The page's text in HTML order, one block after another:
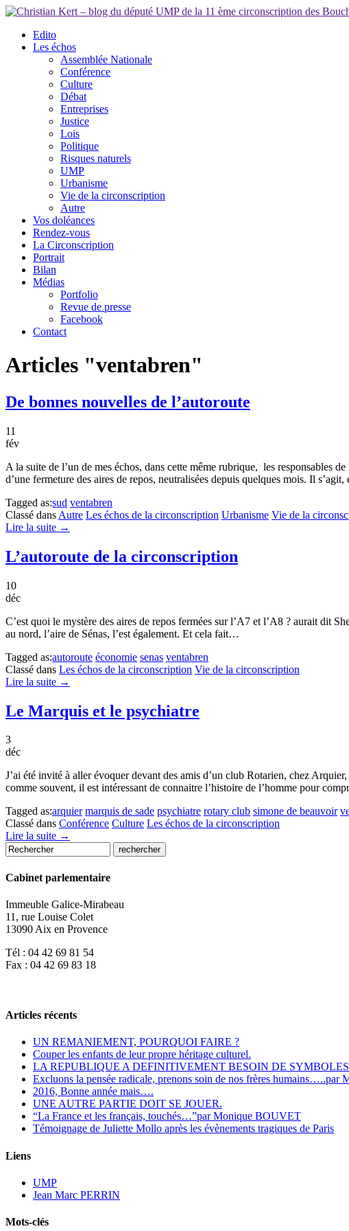
Edito
Les échos
Assemblée Nationale
Conférence
Culture
Débat
Entreprises
Justice
Lois
Politique
Risques naturels
UMP
Urbanisme
Vie de la circonscription
Autre
Vos doléances
Rendez-vous
La Circonscription
Portrait
Bilan
Médias
Portfolio
Revue de presse
Facebook
Contact
Articles "ventabren"
De bonnes nouvelles de l’autoroute
11
fév
A la suite de l’un de mes échos, dans cette même rubrique, les responsables
d’une fermeture des aires de repos, neutralisées depuis quelques mois. Il
Tagged as:sud ventabren
Classé dans Autre Les échos de la circonscription Urbanisme Vie de la
Lire la suite →
L’autoroute de la circonscription
10
déc
C’est quoi le mystère des aires de repos fermées sur l’A7 et l’A8 ? aurait dit
au nord, l’aire de Sénas, l’est également. Et cela fait…
Tagged as:autoroute économie senas ventabren
Classé dans Les échos de la circonscription Vie de la circonscription
Lire la suite →
Le Marquis et le psychiatre
3
déc
J’ai été invité à aller évoquer devant des amis d’un club Rotarien, chez
comme souvent, il est intéressant de connaitre l’histoire de l’homme pour
Tagged as:arquier marquis de sade psychiatre rotary club simone de beauvoir
Classé dans Conférence Culture Les échos de la circonscription
Lire la suite →
Cabinet parlementaire
Immeuble Galice-Mirabeau
11, rue Louise Colet
13090 Aix en Provence
Tél : 04 42 69 81 54
Fax : 04 42 69 83 18
Articles récents
UN REMANIEMENT, POURQUOI FAIRE ?
Couper les enfants de leur propre héritage culturel.
LA REPUBLIQUE A DEFINITIVEMENT BESOIN DE SYMBOLES
Excluons la pensée radicale, prenons soin de nos frères humains…..par
2016, Bonne année mais….
UNE AUTRE PARTIE DOIT SE JOUER.
“La France et les français, touchés…”par Monique BOUVET
Témoignage de Juliette Mollo après les évènements tragiques de Paris
Liens
UMP
Jean Marc PERRIN
Mots-clés